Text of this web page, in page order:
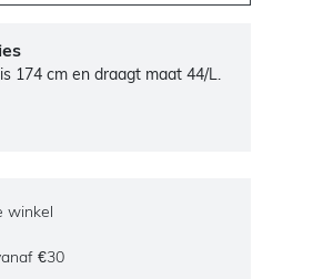
174 cm en draagt maat 44/L.
winkel
€30